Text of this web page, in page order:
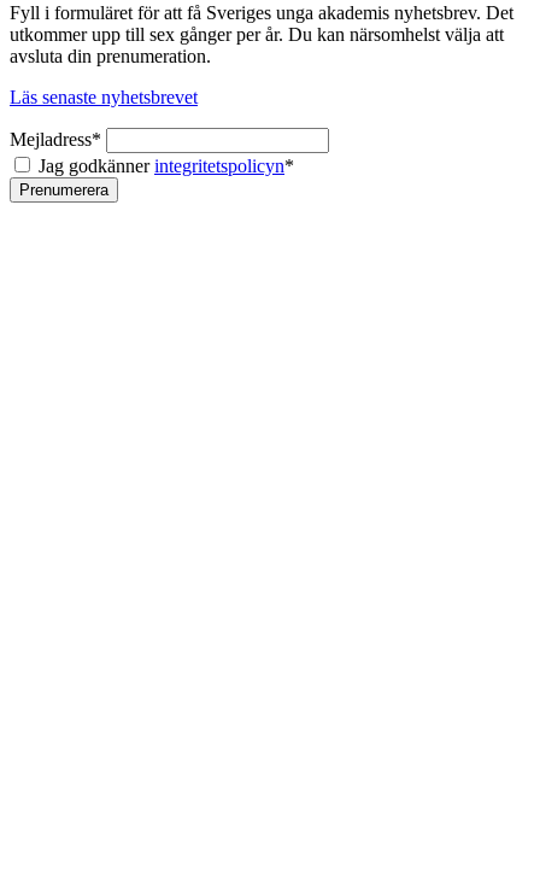
Fyll i formuläret för att få Sveriges unga akademis nyhetsbrev. Det
utkommer upp till sex gånger per år. Du kan närsomhelst välja att
avsluta din prenumeration.
Läs senaste nyhetsbrevet
Mejladress*
Jag godkännerintegritetspolicyn*
Prenumerera